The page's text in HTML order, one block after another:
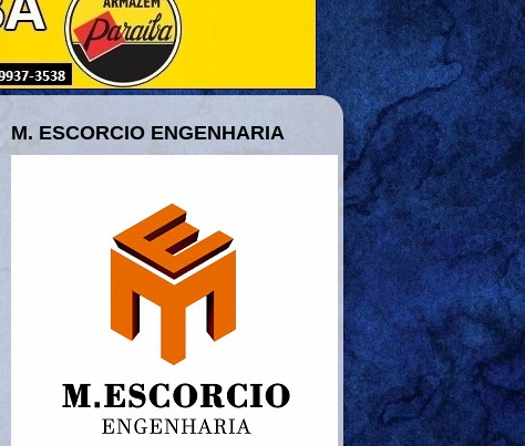
M. ESCORCIO ENGENHARIA